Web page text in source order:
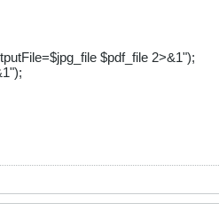
$pdf_file 2>&1");